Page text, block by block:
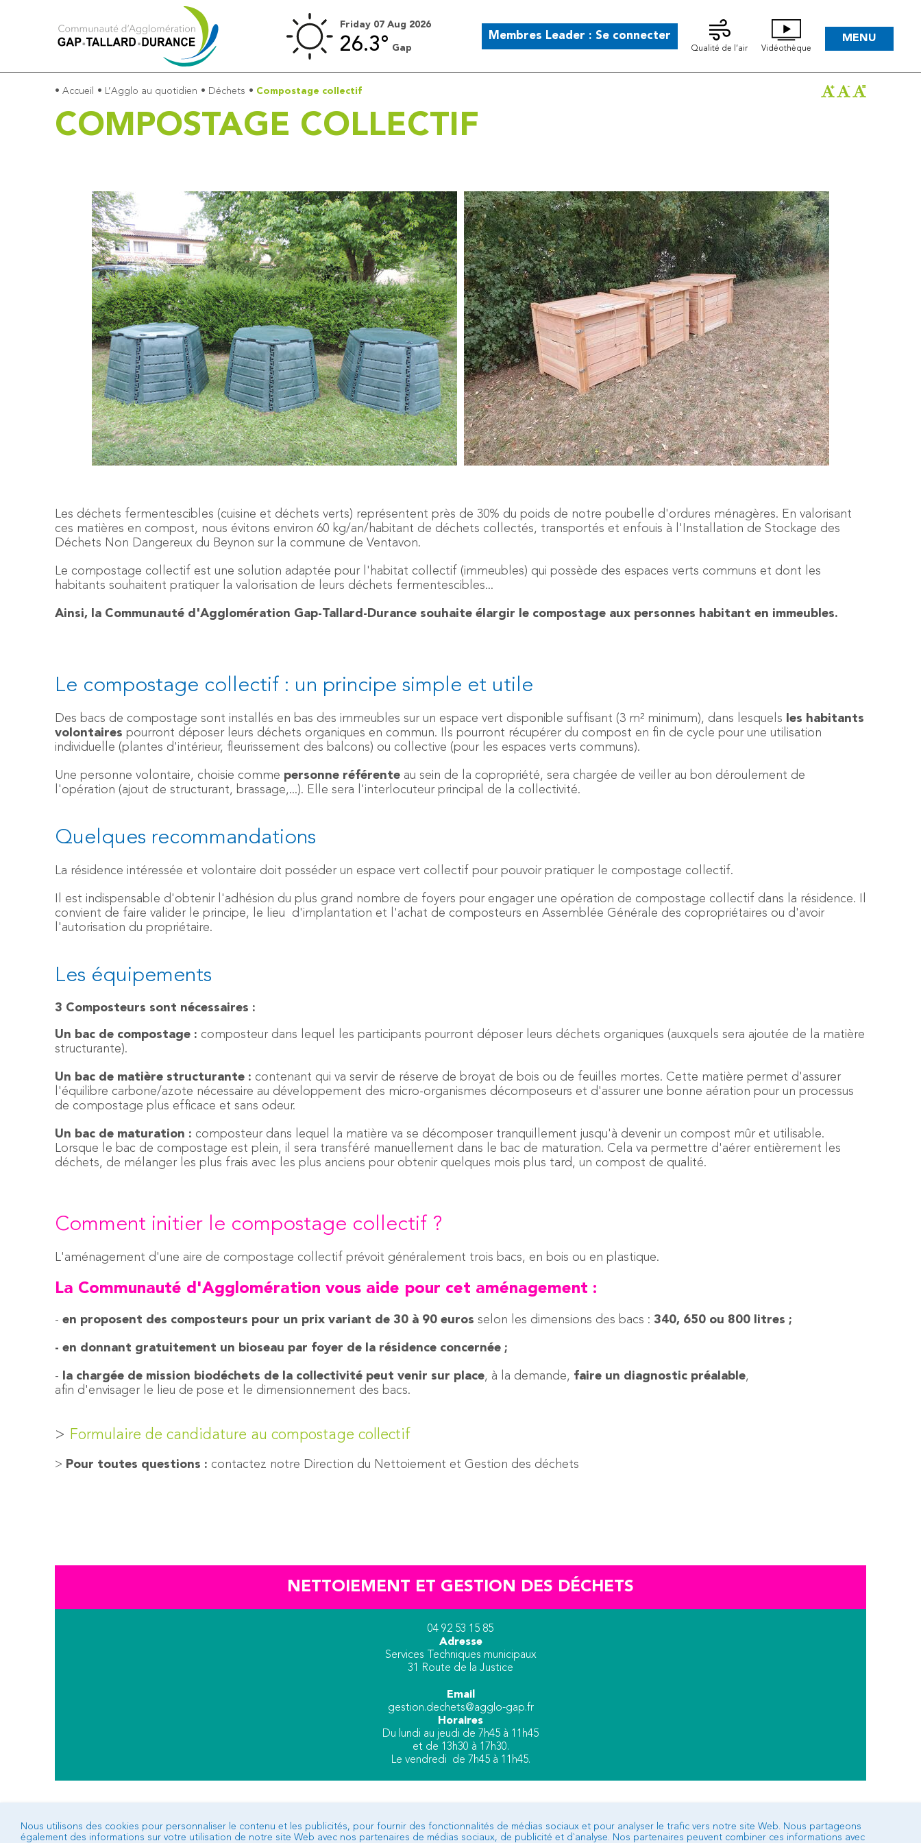
Friday 07 Aug 2026
26.3° Gap
Membres Leader : Se connecter
Qualité de l’air Vidéothèque
MENU
• Accueil • L’Agglo au quotidien • Déchets • Compostage collectif
COMPOSTAGE COLLECTIF
Les déchets fermentescibles (cuisine et déchets verts) représentent près de 30% du poids de notre poubelle d'ordures ménagères. En valorisant
ces matières en compost, nous évitons environ 60 kg/an/habitant de déchets collectés, transportés et enfouis à l'Installation de Stockage des
Déchets Non Dangereux du Beynon sur la commune de Ventavon.
Le compostage collectif est une solution adaptée pour l'habitat collectif (immeubles) qui possède des espaces verts communs et dont les
habitants souhaitent pratiquer la valorisation de leurs déchets fermentescibles...
Ainsi, la Communauté d'Agglomération Gap-Tallard-Durance souhaite élargir le compostage aux personnes habitant en immeubles.
Le compostage collectif : un principe simple et utile
Des bacs de compostage sont installés en bas des immeubles sur un espace vert disponible suffisant (3 m² minimum), dans lesquels les habitants
volontaires pourront déposer leurs déchets organiques en commun. Ils pourront récupérer du compost en fin de cycle pour une utilisation
individuelle (plantes d'intérieur, fleurissement des balcons) ou collective (pour les espaces verts communs).
Une personne volontaire, choisie comme personne référente au sein de la copropriété, sera chargée de veiller au bon déroulement de
l'opération (ajout de structurant, brassage,...). Elle sera l'interlocuteur principal de la collectivité.
Quelques recommandations
La résidence intéressée et volontaire doit posséder un espace vert collectif pour pouvoir pratiquer le compostage collectif.
Il est indispensable d'obtenir l'adhésion du plus grand nombre de foyers pour engager une opération de compostage collectif dans la résidence. Il
convient de faire valider le principe, le lieu d'implantation et l'achat de composteurs en Assemblée Générale des copropriétaires ou d'avoir
l'autorisation du propriétaire.
Les équipements
3 Composteurs sont nécessaires :
Un bac de compostage : composteur dans lequel les participants pourront déposer leurs déchets organiques (auxquels sera ajoutée de la matière
structurante).
Un bac de matière structurante : contenant qui va servir de réserve de broyat de bois ou de feuilles mortes. Cette matière permet d'assurer
l'équilibre carbone/azote nécessaire au développement des micro-organismes décomposeurs et d'assurer une bonne aération pour un processus
de compostage plus efficace et sans odeur.
Un bac de maturation : composteur dans lequel la matière va se décomposer tranquillement jusqu'à devenir un compost mûr et utilisable.
Lorsque le bac de compostage est plein, il sera transféré manuellement dans le bac de maturation. Cela va permettre d'aérer entièrement les
déchets, de mélanger les plus frais avec les plus anciens pour obtenir quelques mois plus tard, un compost de qualité.
Comment initier le compostage collectif ?
L'aménagement d'une aire de compostage collectif prévoit généralement trois bacs, en bois ou en plastique.
La Communauté d'Agglomération vous aide pour cet aménagement :
- en proposent des composteurs pour un prix variant de 30 à 90 euros selon les dimensions des bacs : 340, 650 ou 800 litres ;
- en donnant gratuitement un bioseau par foyer de la résidence concernée ;
- la chargée de mission biodéchets de la collectivité peut venir sur place, à la demande, faire un diagnostic préalable,
afin d'envisager le lieu de pose et le dimensionnement des bacs.
> Formulaire de candidature au compostage collectif
> Pour toutes questions : contactez notre Direction du Nettoiement et Gestion des déchets
NETTOIEMENT ET GESTION DES DÉCHETS
04 92 53 15 85
Adresse
Services Techniques municipaux
31 Route de la Justice
Email
gestion.dechets@agglo-gap.fr
Horaires
Du lundi au jeudi de 7h45 à 11h45
et de 13h30 à 17h30.
Le vendredi de 7h45 à 11h45.
Nous utilisons des cookies pour personnaliser le contenu et les publicités, pour fournir des fonctionnalités de médias sociaux et pour analyser le trafic vers notre site Web. Nous partageons
également des informations sur votre utilisation de notre site Web avec nos partenaires de médias sociaux, de publicité et d`analyse. Nos partenaires peuvent combiner ces informations avec